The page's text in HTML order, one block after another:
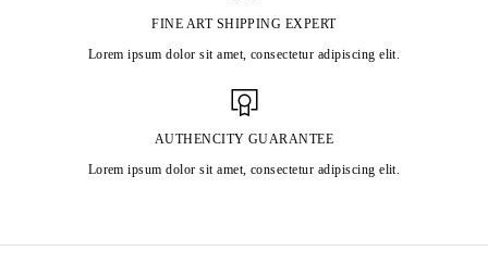
FINE ART SHIPPING EXPERT
Lorem ipsum dolor sit amet, consectetur adipiscing elit.
AUTHENCITY GUARANTEE
Lorem ipsum dolor sit amet, consectetur adipiscing elit.